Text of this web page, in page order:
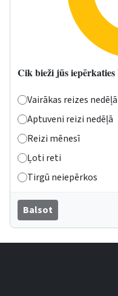
Cik bieži jūs
Vairākas reizes nedēļā
Aptuveni reizi nedēļā
Reizi mēnesī
Ļoti reti
Tirgū neiepērkos
Balsot